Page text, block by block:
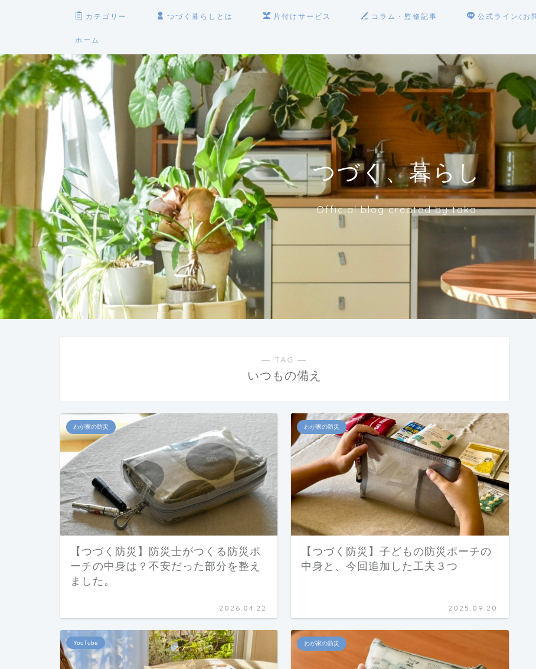
カテゴリー つづく暮らしとは 片付けサービス コラム・監修記事 公式ライン(お
ホーム
つづく、暮らし
Official blog created by taka
― TAG ―
いつもの備え
わが家の防災
【つづく防災】防災士がつくる防災ポ
ーチの中身は？不安だった部分を整え
ました。
2026.04.22
わが家の防災
【つづく防災】子どもの防災ポーチの
中身と、今回追加した工夫３つ
2025.09.20
YouTube わが家の防災